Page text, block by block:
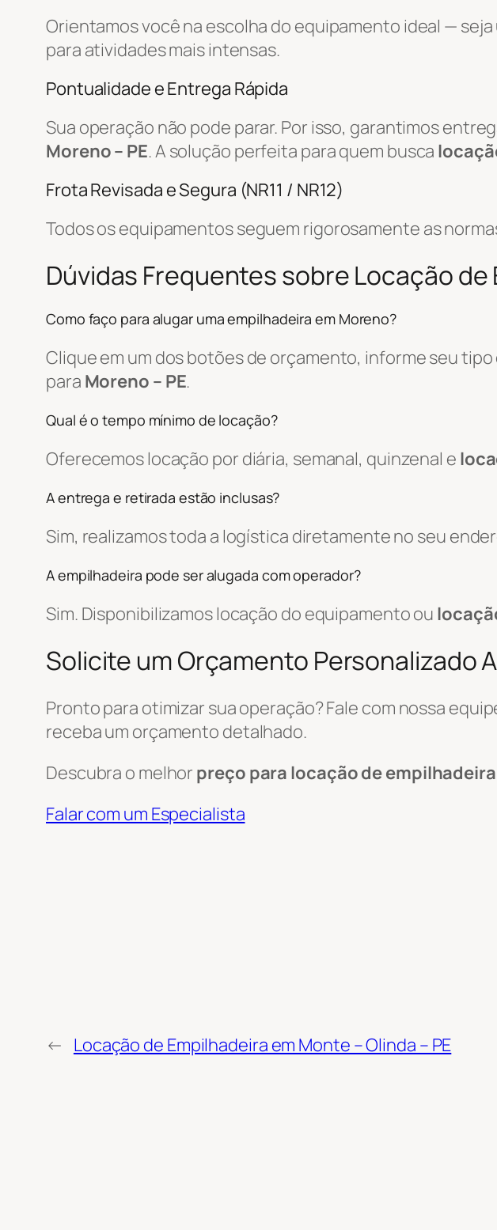
Orientamos você na escolha do equipamento ideal — seja
para atividades mais intensas.
Pontualidade e Entrega Rápida
Sua operação não pode parar. Por isso, garantimos
Moreno – PE. A solução perfeita para quem busca
Frota Revisada e Segura (NR11 / NR12)
Todos os equipamentos seguem rigorosamente as
Dúvidas Frequentes sobre Locação de
Como faço para alugar uma empilhadeira em Moreno?
Clique em um dos botões de orçamento, informe seu
para Moreno – PE.
Qual é o tempo mínimo de locação?
Oferecemos locação por diária, semanal, quinzenal e
A entrega e retirada estão inclusas?
Sim, realizamos toda a logística diretamente no seu
A empilhadeira pode ser alugada com operador?
Sim. Disponibilizamos locação do equipamento ou
Solicite um Orçamento Personalizado
Pronto para otimizar sua operação? Fale com nossa
receba um orçamento detalhado.
Descubra o melhor preço para locação de empilhadeira
Falar com um Especialista
← Locação de Empilhadeira em Monte – Olinda – PE